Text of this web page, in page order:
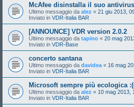
McAfee disinstalla il suo
Ultimo messaggio da alez « 21 giu 2013,
Inviato in VDR-Italia BAR
[ANNOUNCE] VDR version 2.0.2
Ultimo messaggio da tapino « 20 mag
Inviato in VDR-Base
concerto santana
Ultimo messaggio da davidea « 16 mag
Inviato in VDR-Italia BAR
Microsoft sempre più ecologica
Ultimo messaggio da alez « 10 mag 2013,
Inviato in VDR-Italia BAR